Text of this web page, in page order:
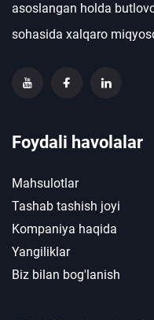
asoslangan holda
sohasida xalqaro
Foydali havolalar
Mahsulotlar
Tashab tashish joyi
Kompaniya haqida
Yangiliklar
Biz bilan bog'lanish